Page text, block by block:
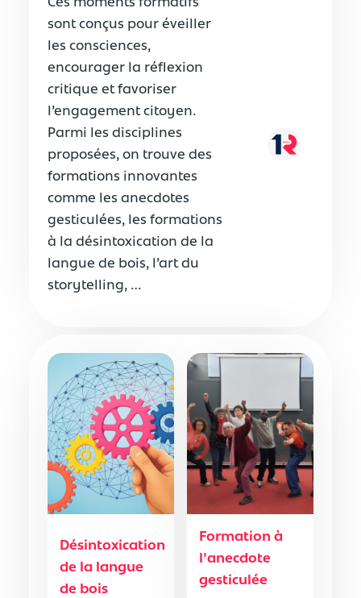
sont conçus pour éveiller
les consciences,
encourager la réflexion
critique et favoriser
l’engagement citoyen.
Parmi les disciplines
proposées, on trouve des
formations innovantes
comme les anecdotes
gesticulées, les formations
à la désintoxication de la
langue de bois, l’art du
storytelling, …
Désintoxication
de la langue
de bois
Formation à
l’anecdote
gesticulée